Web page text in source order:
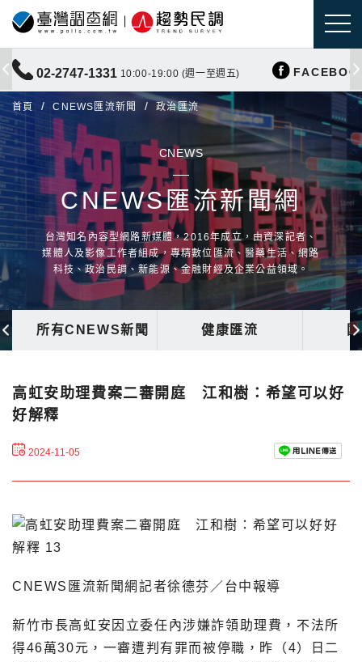
02-2747-1331 10:00-19:00 (週一至週五)
首頁 CNEWS匯流新聞 政治匯流
CNEWS
CNEWS匯流新聞網
台灣知名內容型網路新媒體，2016年成立，由資深記者、
媒體人及影像工作者組成，專精數位匯流、醫藥生活、網路
科技、政治民調、新能源、金融財經及企業公益領域。
所有CNEWS新聞 健康匯流
高虹安助理費案二審開庭 江和樹：希望可以好
好解釋
2024-11-05
CNEWS匯流新聞網記者徐德芬／台中報導
新竹市長高虹安因立委任內涉嫌詐領助理費，不法所
得46萬30元，一審遭判有罪而被停職，昨（4）日二